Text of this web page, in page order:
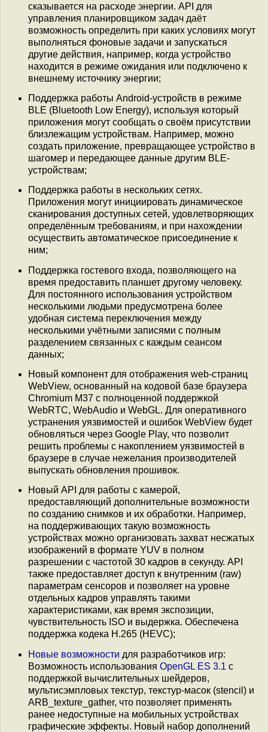
сказывается на расходе энергии. API для
управления планировщиком задач даёт
возможность определить при каких условиях могут
выполняться фоновые задачи и запускаться
другие действия, например, когда устройство
находится в режиме ожидания или подключено к
внешнему источнику энергии;
Поддержка работы Android-устройств в режиме
BLE (Bluetooth Low Energy), используя который
приложения могут сообщать о своём присутствии
близлежащим устройствам. Например, можно
создать приложение, превращающее устройство в
шагомер и передающее данные другим BLE-
устройствам;
Поддержка работы в нескольких сетях.
Приложения могут инициировать динамическое
сканирования доступных сетей, удовлетворяющих
определённым требованиям, и при нахождении
осуществить автоматическое присоединение к
ним;
Поддержка гостевого входа, позволяющего на
время предоставить планшет другому человеку.
Для постоянного использования устройством
несколькими людьми предусмотрена более
удобная система переключения между
несколькими учётными записями с полным
разделением связанных с каждым сеансом
данных;
Новый компонент для отображения web-страниц
WebView, основанный на кодовой базе браузера
Chromium M37 с полноценной поддержкой
WebRTC, WebAudio и WebGL. Для оперативного
устранения уязвимостей и ошибок WebView будет
обновляться через Google Play, что позволит
решить проблемы с накоплением уязвимостей в
браузере в случае нежелания производителей
выпускать обновления прошивок.
Новый API для работы с камерой,
предоставляющий дополнительные возможности
по созданию снимков и их обработки. Например,
на поддерживающих такую возможность
устройствах можно организовать захват несжатых
изображений в формате YUV в полном
разрешении с частотой 30 кадров в секунду. API
также предоставляет доступ к внутренним (raw)
параметрам сенсоров и позволяет на уровне
отдельных кадров управлять такими
характеристиками, как время экспозиции,
чувствительность ISO и выдержка. Обеспечена
поддержка кодека H.265 (HEVC);
Новые возможности для разработчиков игр:
Возможность использования OpenGL ES 3.1 с
поддержкой вычислительных шейдеров,
мультисэмпловых текстур, текстур-масок (stencil) и
ARB_texture_gather, что позволяет применять
ранее недоступные на мобильных устройствах
графические эффекты. Новый набор дополнений